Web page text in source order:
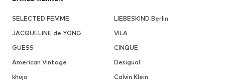
SELECTED FEMME
LIEBESKIND Berlin
JACQUELINE de YONG
VILA
GUESS
CINQUE
American Vintage
Desigual
khujo
Calvin Klein